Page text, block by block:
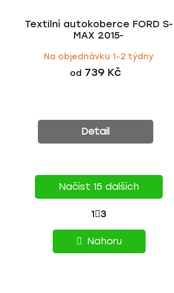
Textilní autokoberce FORD S-
MAX 2015-
Na objednávku 1-2 týdny
od 739 Kč
Detail
O
v
l
Načíst 15 dalších
S
T
R
1 3
Nahoru